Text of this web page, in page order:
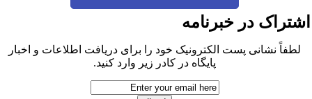
در خبرنامه
لطفاً نشانی پست الکترونیک خود را برای دریافت اطلاعات و اخبار
پایگاه در کادر زیر وارد کنید.